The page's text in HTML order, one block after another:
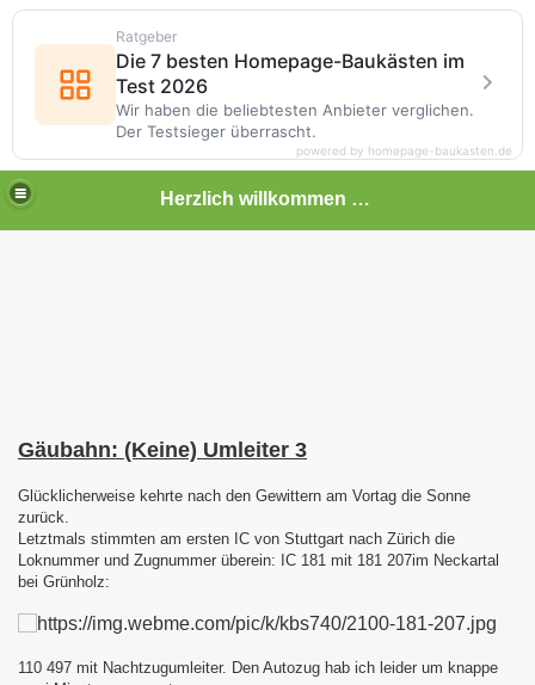
Herzlich willkommen auf meiner Bahnseite
Gäubahn: (Keine) Umleiter 3
Glücklicherweise kehrte nach den Gewittern am Vortag die Sonne
zurück.
Letztmals stimmten am ersten IC von Stuttgart nach Zürich die
Loknummer und Zugnummer überein: IC 181 mit 181 207im Neckartal
bei Grünholz:
110 497 mit Nachtzugumleiter. Den Autozug hab ich leider um knappe
Ratgeber
Die 7 besten Homepage-Baukästen im
Test 2026
Wir haben die beliebtesten Anbieter verglichen.
Der Testsieger überrascht.
powered by homepage-baukasten.de